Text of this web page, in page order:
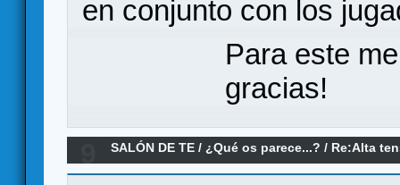
en conjunto con los
Para este
gracias!
SALÓN DE TE /¿Qué os parece...? / Re:Alta
¿Qué os parece?